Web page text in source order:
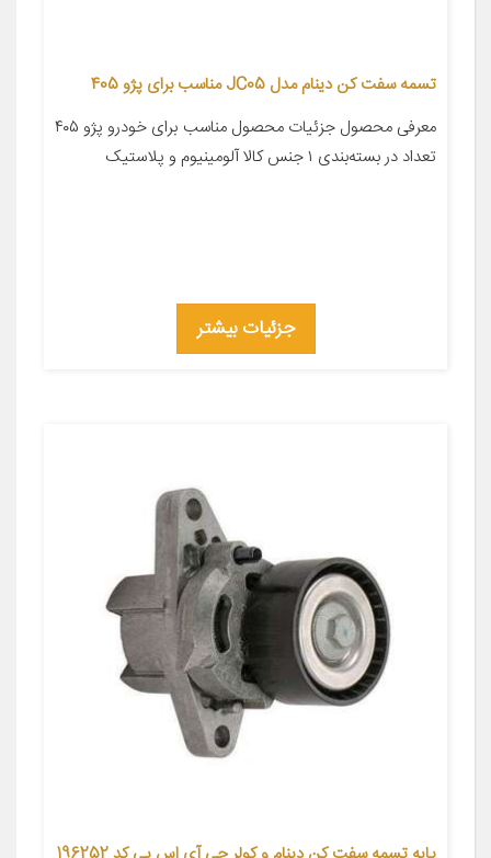
تسمه سفت کن دینام مدل JC05 مناسب برای پژو 405
معرفی محصول جزئیات محصول مناسب برای خودرو پژو ۴۰۵
تعداد در بسته‌بندی ۱ جنس کالا آلومینیوم و پلاستیک
جزئیات بیشتر